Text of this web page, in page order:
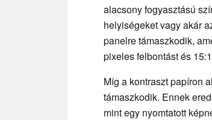
alacsony fogyasztású
helyiségeket vagy akár
panelre támaszkodik,
pixeles felbontást és
Míg a kontraszt papíron
támaszkodik. Ennek
mint egy nyomtatott